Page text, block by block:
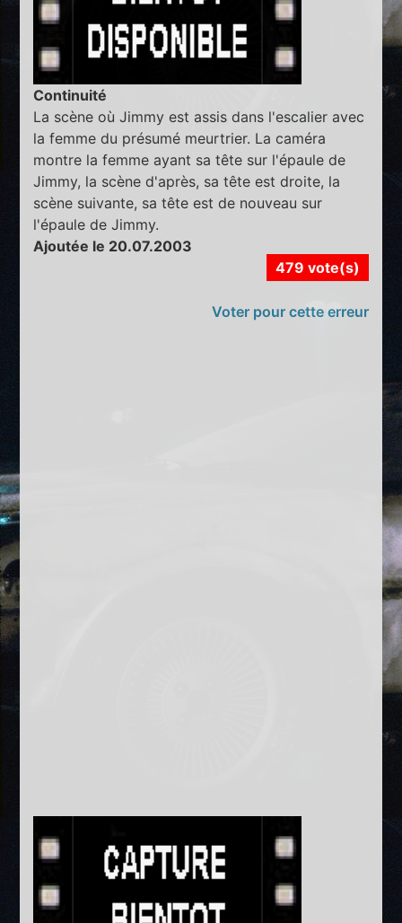
Continuité
La scène où Jimmy est assis dans l'escalier avec
la femme du présumé meurtrier. La caméra
montre la femme ayant sa tête sur l'épaule de
Jimmy, la scène d'après, sa tête est droite, la
scène suivante, sa tête est de nouveau sur
l'épaule de Jimmy.
Ajoutée le 20.07.2003
479 vote(s)
Voter pour cette erreur